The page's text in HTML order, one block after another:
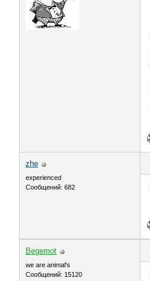
zhe
experienced
Сообщений: 682
Begemot
we are animal's
Сообщений: 15120